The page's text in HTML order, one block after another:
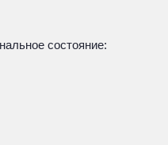
состояние: